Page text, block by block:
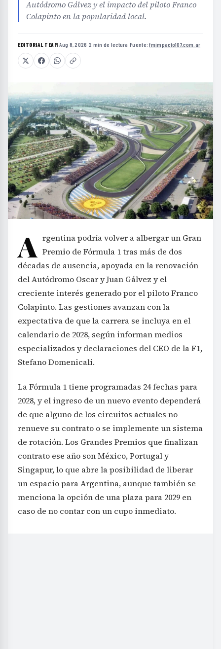
Autódromo Gálvez y el impacto del piloto Franco
Colapinto en la popularidad local.
EDITORIAL TEAM·Aug 8, 2026 ·2 min de lectura ·Fuente:fmimpacto107.com.ar
A rgentina podría volver a albergar un Gran
Premio de Fórmula 1 tras más de dos
décadas de ausencia, apoyada en la renovación
del Autódromo Oscar y Juan Gálvez y el
creciente interés generado por el piloto Franco
Colapinto. Las gestiones avanzan con la
expectativa de que la carrera se incluya en el
calendario de 2028, según informan medios
especializados y declaraciones del CEO de la F1,
Stefano Domenicali.
La Fórmula 1 tiene programadas 24 fechas para
2028, y el ingreso de un nuevo evento dependerá
de que alguno de los circuitos actuales no
renueve su contrato o se implemente un sistema
de rotación. Los Grandes Premios que finalizan
contrato ese año son México, Portugal y
Singapur, lo que abre la posibilidad de liberar
un espacio para Argentina, aunque también se
menciona la opción de una plaza para 2029 en
caso de no contar con un cupo inmediato.